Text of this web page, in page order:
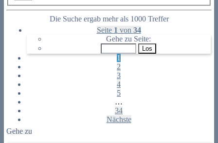
Die Suche ergab mehr als 1000 Treffer
Seite 1 von 34
Gehe zu Seite:
1
2
3
4
5
…
34
Nächste
Gehe zu